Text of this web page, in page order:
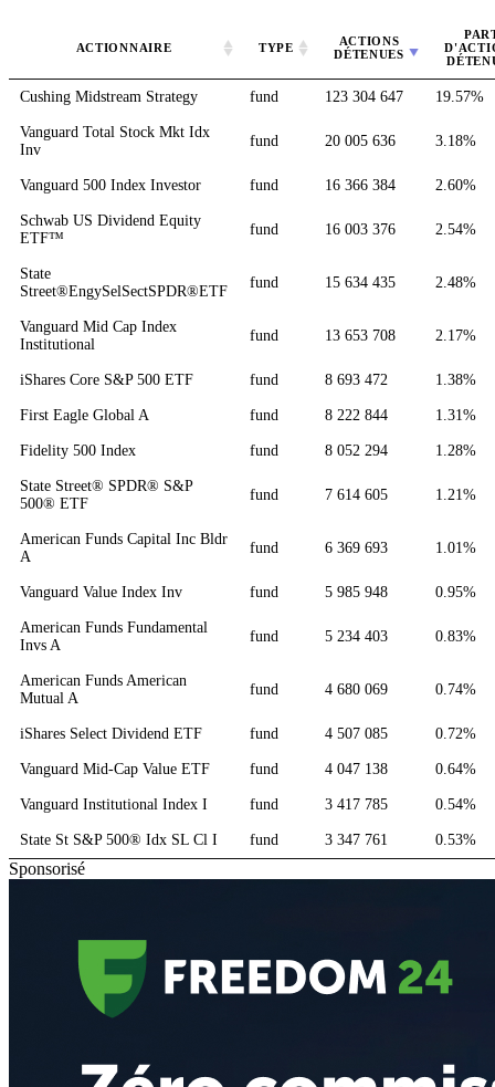
ACTIONNAIRE TYPE
ACTIONS
DÉTENUES
Cushing Midstream Strategy fund 123 304 647 19.57%
Vanguard Total Stock Mkt Idx
Inv
fund 20 005 636 3.18%
Vanguard 500 Index Investor fund 16 366 384 2.60%
Schwab US Dividend Equity
ETF™
fund 16 003 376 2.54%
State
Street®EngySelSectSPDR®ETF
fund 15 634 435 2.48%
Vanguard Mid Cap Index
Institutional
fund 13 653 708 2.17%
iShares Core S&P 500 ETF fund 8 693 472 1.38%
First Eagle Global A fund 8 222 844 1.31%
Fidelity 500 Index fund 8 052 294 1.28%
State Street® SPDR® S&P
500® ETF
fund 7 614 605 1.21%
American Funds Capital Inc Bldr
A
fund 6 369 693 1.01%
Vanguard Value Index Inv fund 5 985 948 0.95%
American Funds Fundamental
Invs A
fund 5 234 403 0.83%
American Funds American
Mutual A
fund 4 680 069 0.74%
iShares Select Dividend ETF fund 4 507 085 0.72%
Vanguard Mid-Cap Value ETF fund 4 047 138 0.64%
Vanguard Institutional Index I fund 3 417 785 0.54%
State St S&P 500® Idx SL Cl I fund 3 347 761 0.53%
Sponsorisé